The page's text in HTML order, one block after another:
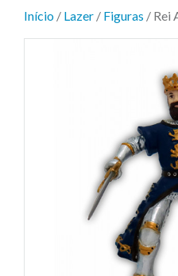
Início / Lazer / Figuras / Rei